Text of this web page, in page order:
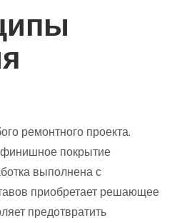
ремонтного проекта.
покрытие
выполнена с
приобретает решающее
предотвратить